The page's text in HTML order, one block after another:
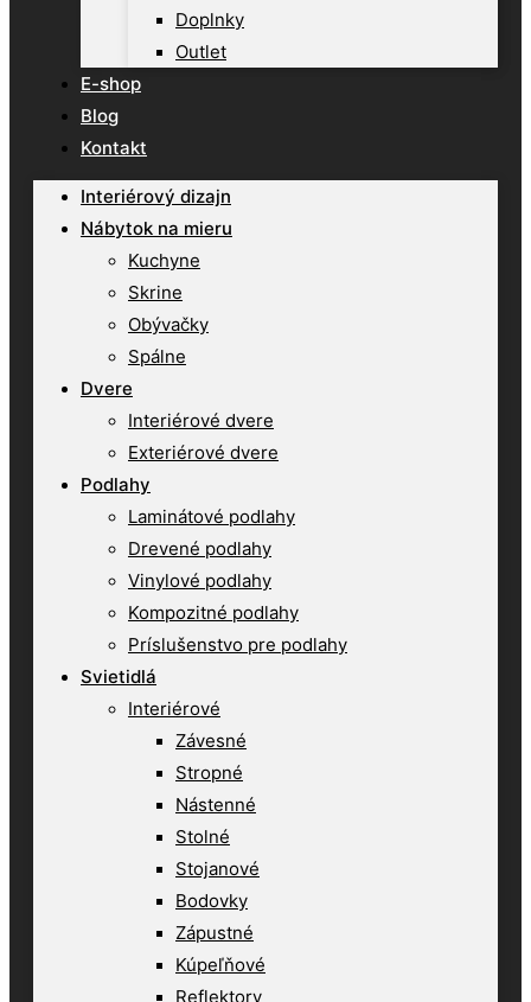
Doplnky
Outlet
E-shop
Blog
Kontakt
Interiérový dizajn
Nábytok na mieru
Kuchyne
Skrine
Obývačky
Spálne
Dvere
Interiérové dvere
Exteriérové dvere
Podlahy
Laminátové podlahy
Drevené podlahy
Vinylové podlahy
Kompozitné podlahy
Príslušenstvo pre podlahy
Svietidlá
Interiérové
Závesné
Stropné
Nástenné
Stolné
Stojanové
Bodovky
Zápustné
Kúpeľňové
Reflektory